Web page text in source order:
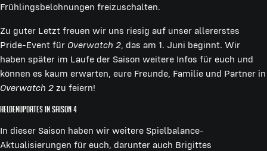
Frühlingsbelohnungen freizuschalten.
Zu guter Letzt freuen wir uns riesig auf unser allererstes
Pride-Event für Overwatch 2, das am 1. Juni beginnt. Wir
haben später im Laufe der Saison weitere Infos für euch und
können es kaum erwarten, eure Freunde, Familie und Partner in
Overwatch 2 zu feiern!
Heldenupdates in Saison 4
In dieser Saison haben wir weitere Spielbalance-
Aktualisierungen für euch, darunter auch Brigittes